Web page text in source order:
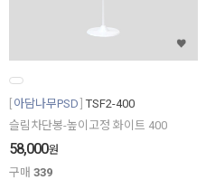
아담나무PSD TSF2-400
슬림차단봉-높이고정 화이트 400
58,000원
구매 339